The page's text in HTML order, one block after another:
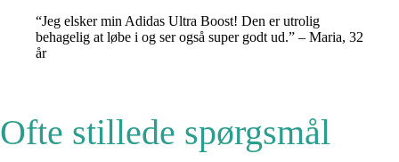
“Jeg elsker min Adidas Ultra Boost! Den er utrolig
behagelig at løbe i og ser også super godt ud.” – Maria, 32
år
Ofte stillede spørgsmål